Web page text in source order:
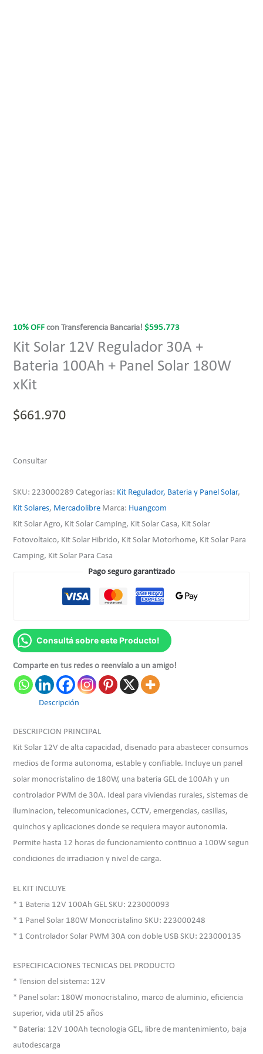
10% OFF con Transferencia Bancaria!$595.773
Kit Solar 12V Regulador 30A +
Bateria 100Ah + Panel Solar 180W
xKit
$661.970
Consultar
SKU: 223000289 Categorías: Kit Regulador, Bateria y Panel Solar,
Kit Solares, Mercadolibre Marca: Huangcom
Kit Solar Agro, Kit Solar Camping, Kit Solar Casa, Kit Solar
Fotovoltaico, Kit Solar Hibrido, Kit Solar Motorhome, Kit Solar Para
Camping, Kit Solar Para Casa
Pago seguro garantizado
Consultá sobre este Producto!
Comparte en tus redes o reenvíalo a un amigo!
Descripción
DESCRIPCION PRINCIPAL
Kit Solar 12V de alta capacidad, disenado para abastecer consumos
medios de forma autonoma, estable y confiable. Incluye un panel
solar monocristalino de 180W, una bateria GEL de 100Ah y un
controlador PWM de 30A. Ideal para viviendas rurales, sistemas de
iluminacion, telecomunicaciones, CCTV, emergencias, casillas,
quinchos y aplicaciones donde se requiera mayor autonomia.
Permite hasta 12 horas de funcionamiento continuo a 100W segun
condiciones de irradiacion y nivel de carga.
EL KIT INCLUYE
* 1 Bateria 12V 100Ah GEL SKU: 223000093
* 1 Panel Solar 180W Monocristalino SKU: 223000248
* 1 Controlador Solar PWM 30A con doble USB SKU: 223000135
ESPECIFICACIONES TECNICAS DEL PRODUCTO
* Tension del sistema: 12V
* Panel solar: 180W monocristalino, marco de aluminio, eficiencia
superior, vida util 25 años
* Bateria: 12V 100Ah tecnologia GEL, libre de mantenimiento, baja
autodescarga